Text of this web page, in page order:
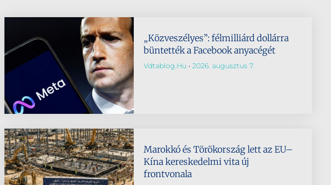
„Közveszélyes”: félmilliárd dollárra
büntették a Facebook anyacégét
Vdtablog.hu 2026. augusztus 7.
Marokkó és Törökország lett az EU–
Kína kereskedelmi vita új
frontvonala